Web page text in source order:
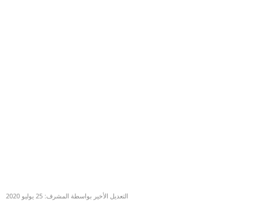
التعديل الأخير بواسطة المشرف: 25 يوليو 2020